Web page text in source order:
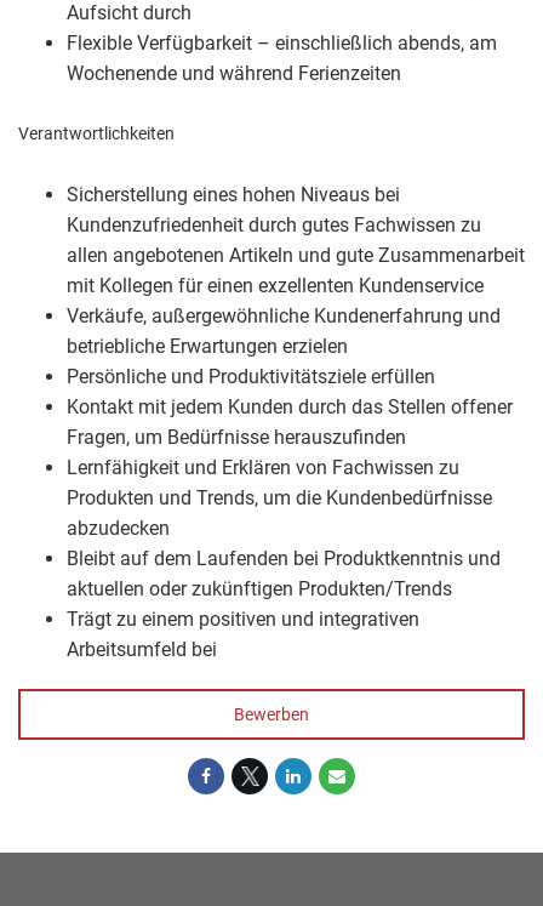
Aufsicht durch
Flexible Verfügbarkeit – einschließlich abends, am
Wochenende und während Ferienzeiten
Verantwortlichkeiten
Sicherstellung eines hohen Niveaus bei
Kundenzufriedenheit durch gutes Fachwissen zu
allen angebotenen Artikeln und gute Zusammenarbeit
mit Kollegen für einen exzellenten Kundenservice
Verkäufe, außergewöhnliche Kundenerfahrung und
betriebliche Erwartungen erzielen
Persönliche und Produktivitätsziele erfüllen
Kontakt mit jedem Kunden durch das Stellen offener
Fragen, um Bedürfnisse herauszufinden
Lernfähigkeit und Erklären von Fachwissen zu
Produkten und Trends, um die Kundenbedürfnisse
abzudecken
Bleibt auf dem Laufenden bei Produktkenntnis und
aktuellen oder zukünftigen Produkten/Trends
Trägt zu einem positiven und integrativen
Arbeitsumfeld bei
Bewerben